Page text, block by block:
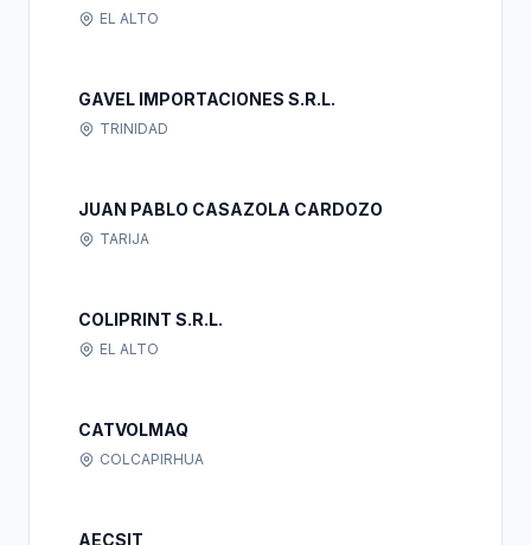
EL ALTO
GAVEL IMPORTACIONES S.R.L.
TRINIDAD
JUAN PABLO CASAZOLA CARDOZO
TARIJA
COLIPRINT S.R.L.
EL ALTO
CATVOLMAQ
COLCAPIRHUA
AECSIT